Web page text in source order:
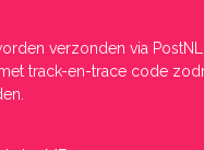
verzonden via
track-en-trace code